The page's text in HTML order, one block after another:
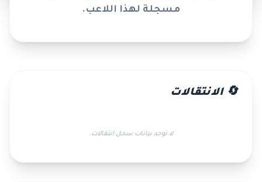
مسجلة لهذا اللاعب.
🔄 الانتقالات
لا توجد بيانات سجل انتقالات.